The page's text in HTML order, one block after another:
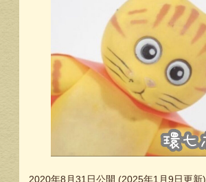
2020年8月31日公開 (2025年1月9日更新)